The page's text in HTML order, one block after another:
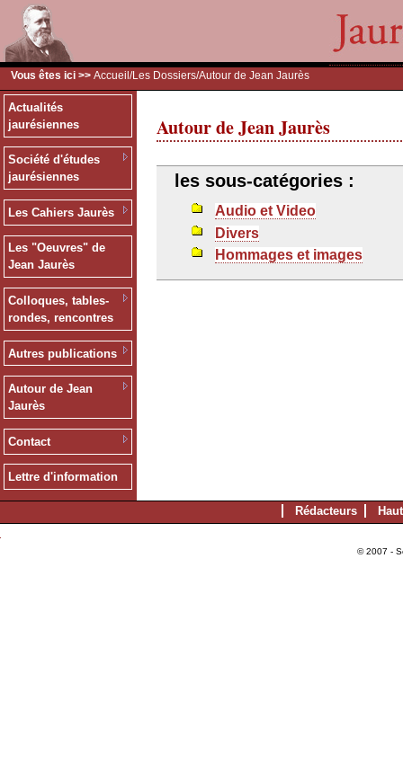
Vous êtes ici >> Accueil /Les Dossiers/Autour de Jean Jaurès
Actualités
jaurésiennes
Société d'études
jaurésiennes
Les Cahiers Jaurès
Les "Oeuvres" de
Jean Jaurès
Colloques, tables-
rondes, rencontres
Autres publications
Autour de Jean
Jaurès
Contact
Lettre d'information
Autour de Jean Jaurès
les sous-catégories :
Audio et Video
Divers
Hommages et images
Rédacteurs
© 2007 -